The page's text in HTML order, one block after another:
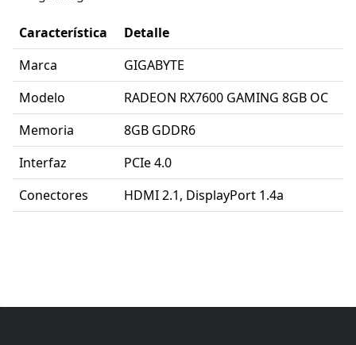
Característica
Detalle
Marca
GIGABYTE
Modelo
RADEON RX7600 GAMING 8GB OC
Memoria
8GB GDDR6
Interfaz
PCIe 4.0
Conectores
HDMI 2.1, DisplayPort 1.4a